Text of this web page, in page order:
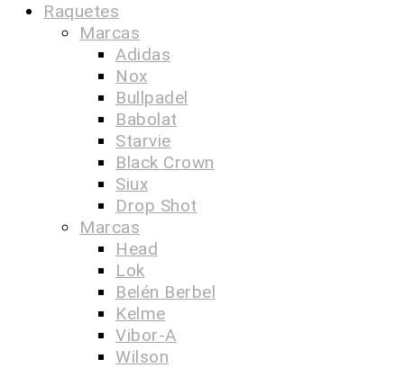
Raquetes
Marcas
Adidas
Nox
Bullpadel
Babolat
Starvie
Black Crown
Siux
Drop Shot
Marcas
Head
Lok
Belén Berbel
Kelme
Vibor-A
Wilson